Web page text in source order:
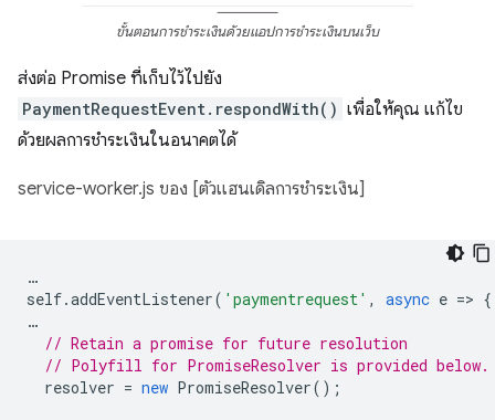
ขั้นตอนการชำระเงินด้วยแอปการชำระเงินบนเว็บ
ส่งต่อ Promise ที่เก็บไว้ไปยัง
PaymentRequestEvent.respondWith() เพื่อให้คุณ แก้ไข
ด้วยผลการชำระเงินในอนาคตได้
service-worker.js ของ [ตัวแฮนเดิลการชำระเงิน]
…
self.addEventListener( 'paymentrequest' , async e => {
…
// Retain a promise for future resolution
// Polyfill for PromiseResolver is provided below.
resolver = new PromiseResolver();